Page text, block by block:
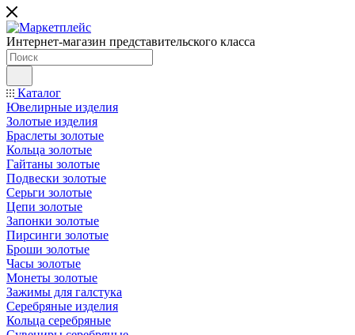
Интернет-магазин представительского класса
Каталог
Ювелирные изделия
Золотые изделия
Браслеты золотые
Кольца золотые
Гайтаны золотые
Подвески золотые
Серьги золотые
Цепи золотые
Запонки золотые
Пирсинги золотые
Броши золотые
Часы золотые
Монеты золотые
Зажимы для галстука
Серебряные изделия
Кольца серебряные